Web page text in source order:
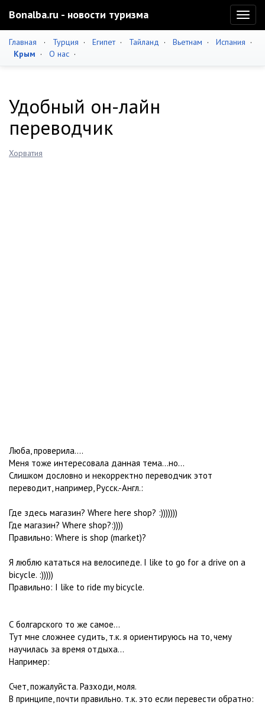
Bonalba.ru - новости туризма
Главная · Турция · Египет· Тайланд · Вьетнам · Испания ·
Крым · О нас ·
Удобный он-лайн
переводчик
Хорватия
Люба, проверила....
Меня тоже интересовала данная тема...но...
Слишком дословно и некорректно переводчик этот
переводит, например, Русск.-Англ.:
Где здесь магазин? Where here shop? :)))))))
Где магазин? Where shop?:))))
Правильно: Where is shop (market)?
Я люблю кататься на велосипеде. I like to go for a drive on a
bicycle. :)))))
Правильно: I like to ride my bicycle.
С болгарского то же самое...
Тут мне сложнее судить, т.к. я ориентируюсь на то, чему
научилась за время отдыха...
Например:
Счет, пожалуйста. Разходи, моля.
В принципе, почти правильно. т.к. это если перевести обратно: